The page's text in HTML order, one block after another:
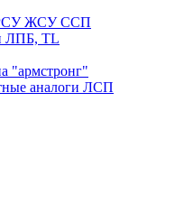
ЖСУ ССП
ЛПБ, TL
"армстронг"
аналоги ЛСП